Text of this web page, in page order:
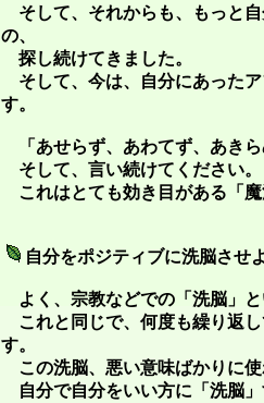
そして、それからも、もっと
の、
探し続けてきました。
そして、今は、自分にあった
す。
「あせらず、あわてず、あき
そして、言い続けてください。
これはとても効き目がある「
自分をポジティブに洗脳させ
よく、宗教などでの「洗脳」
これと同じで、何度も繰り返
す。
この洗脳、悪い意味ばかりに
自分で自分をいい方に「洗脳